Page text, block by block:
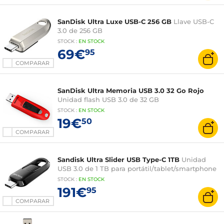
COMPARAR
SanDisk Ultra Luxe USB-C 256 GB Llave USB-C
3.0 de 256 GB
STOCK : EN STOCK
69€95
COMPARAR
SanDisk Ultra Memoria USB 3.0 32 Go Rojo
Unidad flash USB 3.0 de 32 GB
STOCK : EN STOCK
19€50
COMPARAR
Sandisk Ultra Slider USB Type-C 1TB Unidad
USB 3.0 de 1 TB para portátil/tablet/smartphone
STOCK : EN STOCK
191€95